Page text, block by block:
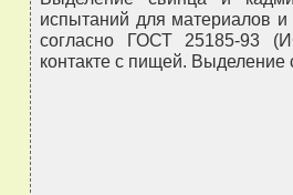
испытаний для материалов
согласно ГОСТ 25185-93
контакте с пищей.